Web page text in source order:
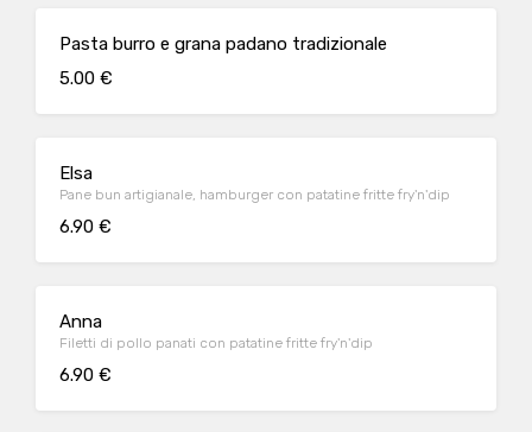
Pasta burro e grana padano tradizionale
5.00 €
Elsa
Pane bun artigianale, hamburger con patatine fritte fry'n'dip
6.90 €
Anna
Filetti di pollo panati con patatine fritte fry'n'dip
6.90 €